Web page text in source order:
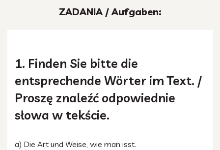
ZADANIA / Aufgaben:
1. Finden Sie bitte die
entsprechende Wörter im Text. /
Proszę znaleźć odpowiednie
słowa w tekście.
a) Die Art und Weise, wie man isst.